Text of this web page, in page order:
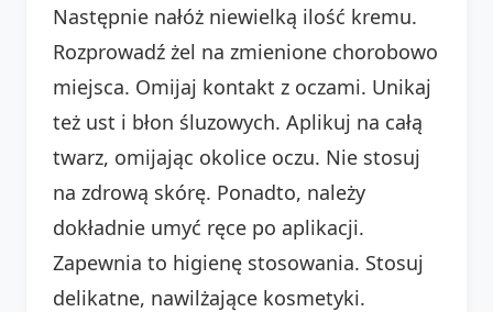
Następnie nałóż niewielką ilość kremu.
Rozprowadź żel na zmienione chorobowo
miejsca. Omijaj kontakt z oczami. Unikaj
też ust i błon śluzowych. Aplikuj na całą
twarz, omijając okolice oczu. Nie stosuj
na zdrową skórę. Ponadto, należy
dokładnie umyć ręce po aplikacji.
Zapewnia to higienę stosowania. Stosuj
delikatne, nawilżające kosmetyki.